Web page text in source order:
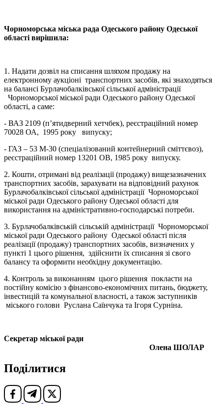
Чорноморська міська рада Одеського району Одеської
області вирішила:
1. Надати дозвіл на списання шляхом продажу на
електронному аукціоні транспортних засобів, які знаходяться
на балансі Бурлачобалківської сільської адміністрації
Чорноморської міської ради Одеського району Одеської
області, а саме:
- ВАЗ 2109 (п’ятидверний хетчбек), реєстраційний номер
70028 ОА, 1995 року випуску;
- ГАЗ – 53 М-30 (спеціалізований контейнерний сміттєвоз),
реєстраційний номер 13201 ОВ, 1985 року випуску.
2. Кошти, отримані від реалізації (продажу) вищезазначених
транспортних засобів, зарахувати на відповідний рахунок
Бурлачобалківської сільської адміністрації Чорноморської
міської ради Одеського району Одеської області для
використання на адміністративно-господарські потреби.
3. Бурлачобалківській сільській адміністрації Чорноморської
міської ради Одеського району Одеської області після
реалізації (продажу) транспортних засобів, визначених у
пункті 1 цього рішення, здійснити їх списання зі свого
балансу та оформити необхідну документацію.
4. Контроль за виконанням цього рішення покласти на
постійну комісію з фінансово-економічних питань, бюджету,
інвестицій та комунальної власності, а також заступників
міського голови Руслана Саїнчука та Ігоря Сурніна.
Секретар міської ради
Олена ШОЛАР
Поділитися